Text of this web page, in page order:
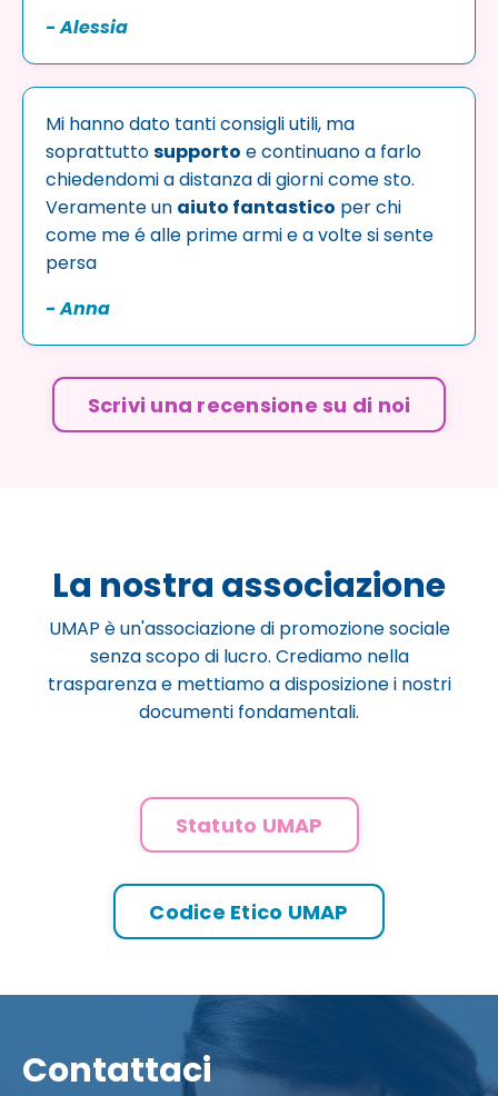
-Alessia
Mi hanno dato tanti consigli utili, ma
soprattuttosupporto e continuano a farlo
chiedendomi a distanza di giorni come sto.
Veramente un aiuto fantastico per chi
come me é alle prime armi e a volte si sente
persa
- Anna
Scrivi una recensione su di noi
La nostra associazione
UMAP è un'associazione di promozione sociale
senza scopo di lucro. Crediamo nella
trasparenza e mettiamo a disposizione i nostri
documenti fondamentali.
Statuto UMAP
Codice Etico UMAP
Contattaci